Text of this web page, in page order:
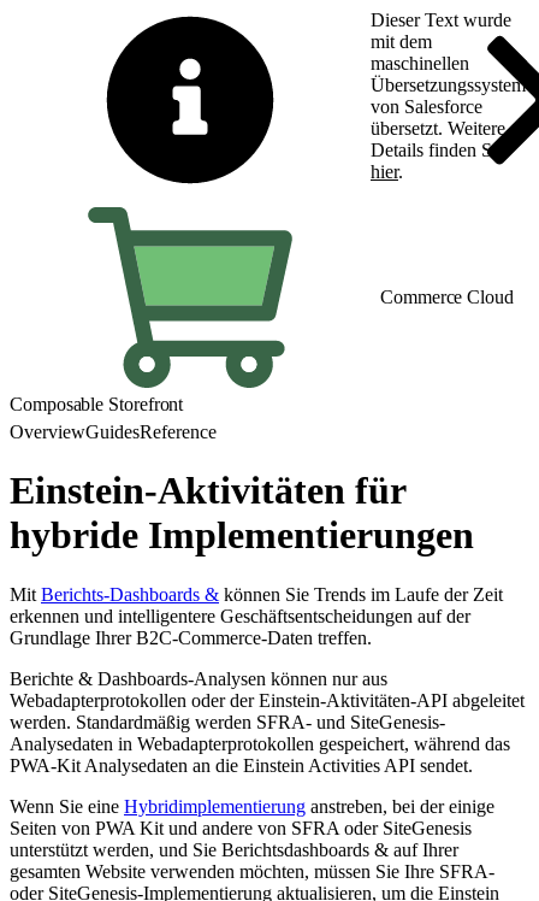
Dieser Text wurde
mit dem
maschinellen
Übersetzungssystem
von Salesforce
übersetzt. Weitere
Details finden Sie
hier.
Commerce Cloud
Composable Storefront
OverviewGuidesReference
Einstein-Aktivitäten für
hybride Implementierungen
Mit Berichts-Dashboards & können Sie Trends im Laufe der Zeit
erkennen und intelligentere Geschäftsentscheidungen auf der
Grundlage Ihrer B2C-Commerce-Daten treffen.
Berichte & Dashboards-Analysen können nur aus
Webadapterprotokollen oder der Einstein-Aktivitäten-API abgeleitet
werden. Standardmäßig werden SFRA- und SiteGenesis-
Analysedaten in Webadapterprotokollen gespeichert, während das
PWA-Kit Analysedaten an die Einstein Activities API sendet.
Wenn Sie eine Hybridimplementierung anstreben, bei der einige
Seiten von PWA Kit und andere von SFRA oder SiteGenesis
unterstützt werden, und Sie Berichtsdashboards & auf Ihrer
gesamten Website verwenden möchten, müssen Sie Ihre SFRA-
oder SiteGenesis-Implementierung aktualisieren, um die Einstein